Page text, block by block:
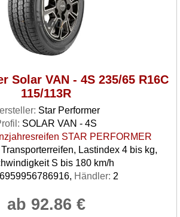
Solar VAN - 4S 235/65 R16C
115/113R
Star Performer
SOLAR VAN - 4S
STAR PERFORMER
Transporterreifen, Lastindex 4 bis kg,
S bis 180 km/h
6959956786916, Händler: 2
ab 92.86 €